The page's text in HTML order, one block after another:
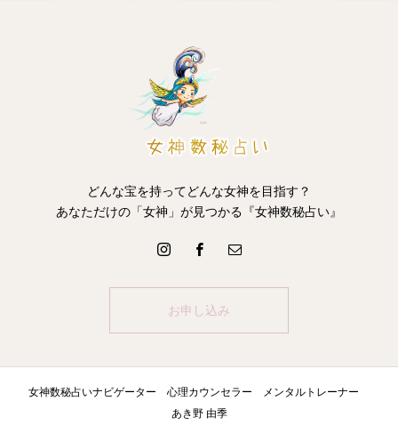
どんな宝を持ってどんな女神を目指す？
あなただけの「女神」が見つかる『女神数秘占い』
お申し込み
女神数秘占いナビゲーター 心理カウンセラー メンタルトレーナー
あき野 由季